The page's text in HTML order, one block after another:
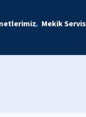
Mekik Servis